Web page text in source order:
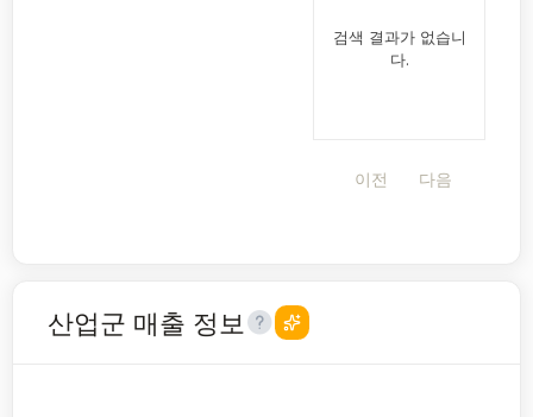
검색 결과가 없습니
다.
이전 다음
산업군 매출 정보